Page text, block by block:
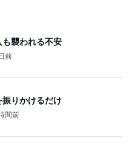
襲われる不安
前
りかけるだけ
間前